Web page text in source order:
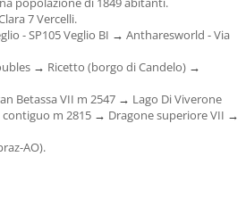
7 Vercelli.
- SP105 Veglio BI → Antharesworld - Via
→ Ricetto (borgo di Candelo) →
Betassa VII m 2547 → Lago Di Viverone
contiguo m 2815 → Dragone superiore VII →
AO).